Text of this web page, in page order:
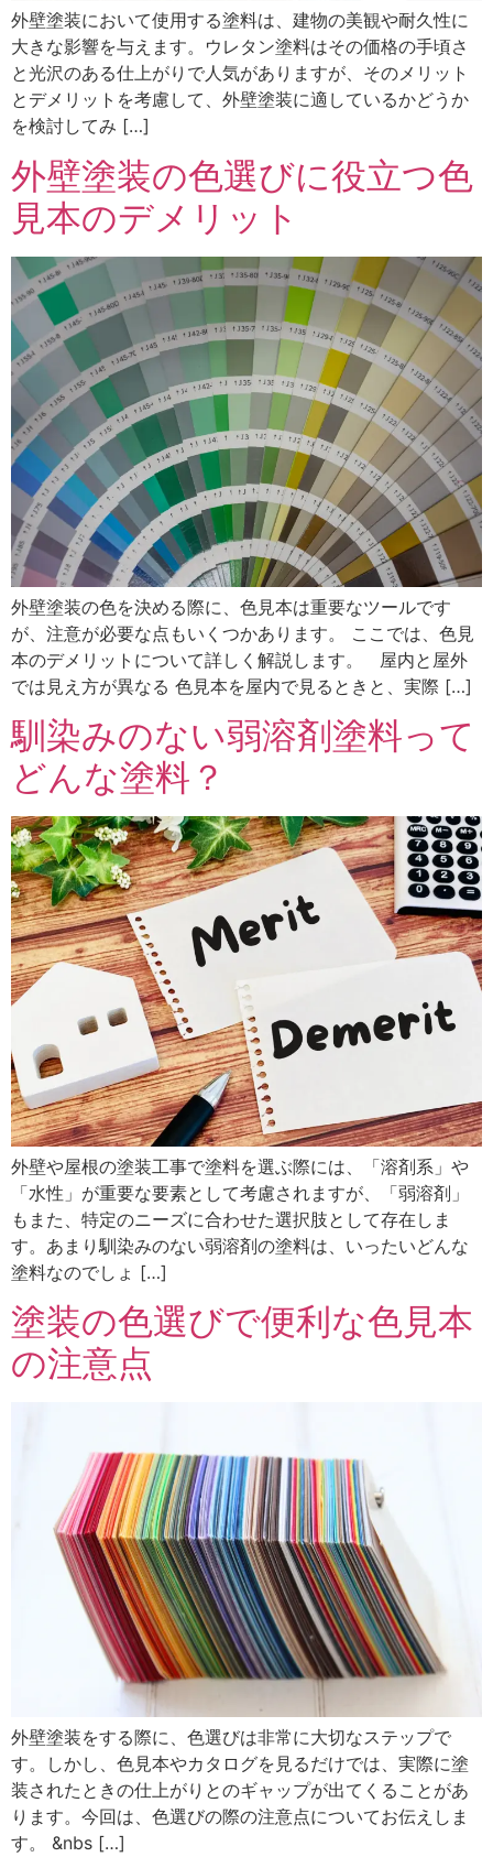
外壁塗装において使用する塗料は、建物の美観や耐久性に
大きな影響を与えます。ウレタン塗料はその価格の手頃さ
と光沢のある仕上がりで人気がありますが、そのメリット
とデメリットを考慮して、外壁塗装に適しているかどうか
を検討してみ […]
外壁塗装の色選びに役立つ色
見本のデメリット
外壁塗装の色を決める際に、色見本は重要なツールです
が、注意が必要な点もいくつかあります。 ここでは、色見
本のデメリットについて詳しく解説します。 屋内と屋外
では見え方が異なる 色見本を屋内で見るときと、実際 […]
馴染みのない弱溶剤塗料って
どんな塗料？
外壁や屋根の塗装工事で塗料を選ぶ際には、「溶剤系」や
「水性」が重要な要素として考慮されますが、「弱溶剤」
もまた、特定のニーズに合わせた選択肢として存在しま
す。あまり馴染みのない弱溶剤の塗料は、いったいどんな
塗料なのでしょ […]
塗装の色選びで便利な色見本
の注意点
外壁塗装をする際に、色選びは非常に大切なステップで
す。しかし、色見本やカタログを見るだけでは、実際に塗
装されたときの仕上がりとのギャップが出てくることがあ
ります。今回は、色選びの際の注意点についてお伝えしま
す。 &nbs […]